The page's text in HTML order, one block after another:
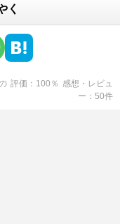
く
評価 100 ％ 感想・レビュ
ー
50件